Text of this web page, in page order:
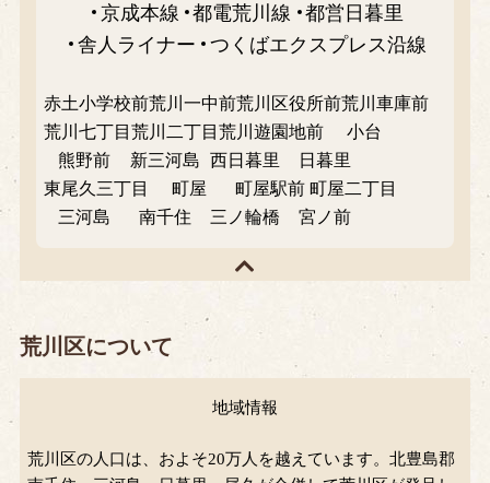
京成本線
都電荒川線
都営日暮里
舎人ライナー
つくばエクスプレス沿線
赤土小学校前荒川一中前荒川区役所前荒川車庫前
荒川七丁目荒川二丁目荒川遊園地前
小台
熊野前
新三河島 西日暮里
日暮里
東尾久三丁目
町屋 町屋駅前 町屋二丁目
三河島
南千住 三ノ輪橋 宮ノ前
荒川区について
地域情報
荒川区の人口は、およそ20万人を越えています。北豊島郡